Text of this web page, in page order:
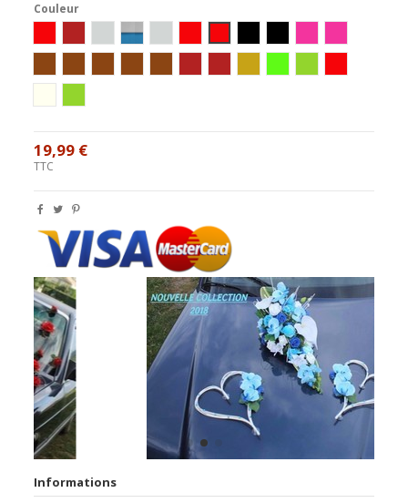
Couleur
blanc/rouge/or
bordeaux/ivoire/or
Blanc/Argent
Blanc/Turquoise
19,99 €
TTC
Informations